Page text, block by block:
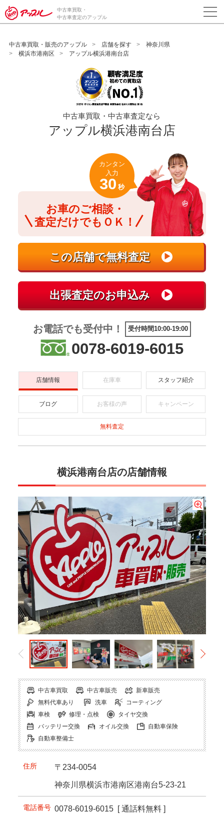
/*ABテスト_新規査定フォームの為のCVボタン*/
中古車買取・
中古車査定のアップル
中古車買取・販売のアップル 店舗を探す
神奈川県
横浜市港南区
アップル横浜港南台店
中古車買取・中古車査定なら
アップル横浜港南台店
お車のご相談・
査定だけでもＯＫ！
カンタン
入力
30 秒
お電話でも受付中！ 受付時間10:00-19:00
0078-6019-6015
店舗情報 在庫車 スタッフ紹介
ブログ お客様の声 キャンペーン
無料査定
横浜港南台店の店舗情報
アップル専用の商談スペースで、お寛ぎください。
アポロステーションに併設のアップル横浜港南台店です。
こちらの自動ドアから、店内にお入りください。
お気軽にご相談ください。丁寧にご説明させていただきます。
ご来店・ご成約プレゼントもご用意しております！
中古車買取 中古車販売
新車販売
無料代車あり
洗車
コーティング
車検
修理・点検
タイヤ交換
バッテリー交換
オイル交換
自動車保険
自動車整備士
住所 〒234-0054
神奈川県横浜市港南区港南台5-23-21
電話番号 0078-6019-6015 [ 通話料無料 ]